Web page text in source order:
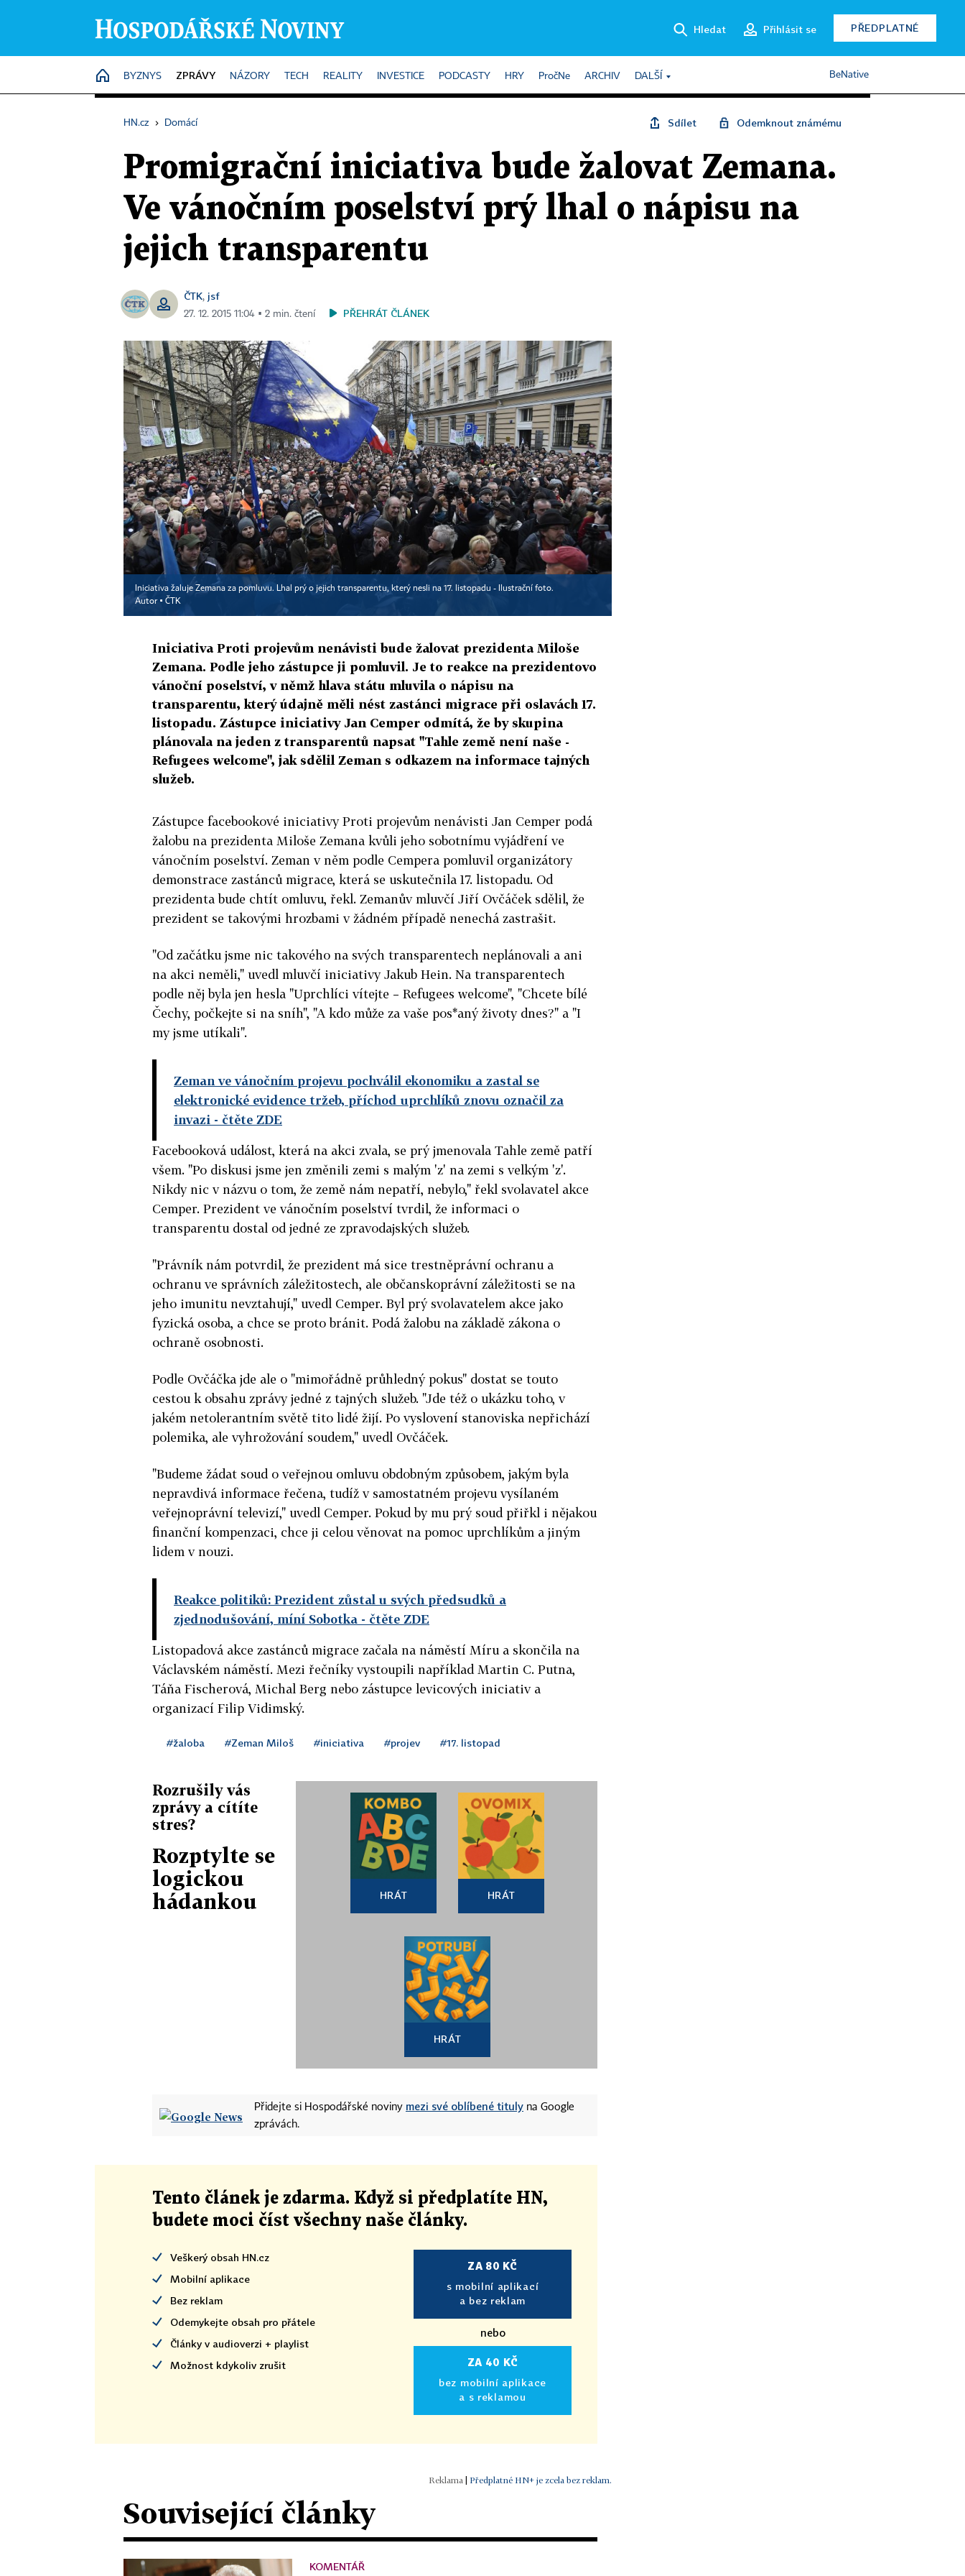
Hledat Přihlásit se PŘEDPLATNÉ
HOME
BYZNYS ZPRÁVY NÁZORY TECH REALITY INVESTICE PODCASTY HRY PročNe ARCHIV DALŠÍ BeNative
HN.cz › Domácí Sdílet Odemknout známému
Promigrační iniciativa bude žalovat Zemana.
Ve vánočním poselství prý lhal o nápisu na
jejich transparentu
ČTK, jsf
27. 12. 2015 11:04 ▪ 2 min. čtení PŘEHRÁT ČLÁNEK
Iniciativa žaluje Zemana za pomluvu. Lhal prý o jejich transparentu, který nesli na 17. listopadu - Ilustrační foto.
Autor ▪ ČTK
Iniciativa Proti projevům nenávisti bude žalovat prezidenta Miloše
Zemana. Podle jeho zástupce ji pomluvil. Je to reakce na prezidentovo
vánoční poselství, v němž hlava státu mluvila o nápisu na
transparentu, který údajně měli nést zastánci migrace při oslavách 17.
listopadu. Zástupce iniciativy Jan Cemper odmítá, že by skupina
plánovala na jeden z transparentů napsat "Tahle země není naše -
Refugees welcome", jak sdělil Zeman s odkazem na informace tajných
služeb.
Zástupce facebookové iniciativy Proti projevům nenávisti Jan Cemper podá
žalobu na prezidenta Miloše Zemana kvůli jeho sobotnímu vyjádření ve
vánočním poselství. Zeman v něm podle Cempera pomluvil organizátory
demonstrace zastánců migrace, která se uskutečnila 17. listopadu. Od
prezidenta bude chtít omluvu, řekl. Zemanův mluvčí Jiří Ovčáček sdělil, že
prezident se takovými hrozbami v žádném případě nenechá zastrašit.
"Od začátku jsme nic takového na svých transparentech neplánovali a ani
na akci neměli," uvedl mluvčí iniciativy Jakub Hein. Na transparentech
podle něj byla jen hesla "Uprchlíci vítejte – Refugees welcome", "Chcete bílé
Čechy, počkejte si na sníh", "A kdo může za vaše pos*aný životy dnes?" a "I
my jsme utíkali".
Zeman ve vánočním projevu pochválil ekonomiku a zastal se
elektronické evidence tržeb, příchod uprchlíků znovu označil za
invazi - čtěte ZDE
Facebooková událost, která na akci zvala, se prý jmenovala Tahle země patří
všem. "Po diskusi jsme jen změnili zemi s malým 'z' na zemi s velkým 'z'.
Nikdy nic v názvu o tom, že země nám nepatří, nebylo," řekl svolavatel akce
Cemper. Prezident ve vánočním poselství tvrdil, že informaci o
transparentu dostal od jedné ze zpravodajských služeb.
"Právník nám potvrdil, že prezident má sice trestněprávní ochranu a
ochranu ve správních záležitostech, ale občanskoprávní záležitosti se na
jeho imunitu nevztahují," uvedl Cemper. Byl prý svolavatelem akce jako
fyzická osoba, a chce se proto bránit. Podá žalobu na základě zákona o
ochraně osobnosti.
Podle Ovčáčka jde ale o "mimořádně průhledný pokus" dostat se touto
cestou k obsahu zprávy jedné z tajných služeb. "Jde též o ukázku toho, v
jakém netolerantním světě tito lidé žijí. Po vyslovení stanoviska nepřichází
polemika, ale vyhrožování soudem," uvedl Ovčáček.
"Budeme žádat soud o veřejnou omluvu obdobným způsobem, jakým byla
nepravdivá informace řečena, tudíž v samostatném projevu vysílaném
veřejnoprávní televizí," uvedl Cemper. Pokud by mu prý soud přiřkl i nějakou
finanční kompenzaci, chce ji celou věnovat na pomoc uprchlíkům a jiným
lidem v nouzi.
Reakce politiků: Prezident zůstal u svých předsudků a
zjednodušování, míní Sobotka - čtěte ZDE
Listopadová akce zastánců migrace začala na náměstí Míru a skončila na
Václavském náměstí. Mezi řečníky vystoupili například Martin C. Putna,
Táňa Fischerová, Michal Berg nebo zástupce levicových iniciativ a
organizací Filip Vidimský.
#žaloba #Zeman Miloš #iniciativa #projev #17. listopad
Rozrušily vás
zprávy a cítíte
stres?
Rozptylte se
logickou
hádankou
HRÁT HRÁT
HRÁT
Přidejte si Hospodářské noviny mezi své oblíbené tituly na Google
zprávách.
Tento článek je zdarma. Když si předplatíte HN,
budete moci číst všechny naše články.
Veškerý obsah HN.cz
Mobilní aplikace
Bez reklam
Odemykejte obsah pro přátele
Články v audioverzi + playlist
Možnost kdykoliv zrušit
ZA 80 KČ
s mobilní aplikací
a bez reklam
nebo
ZA 40 KČ
bez mobilní aplikace
a s reklamou
| Předplatné HN+ je zcela bez reklam.
Související články
KOMENTÁŘ